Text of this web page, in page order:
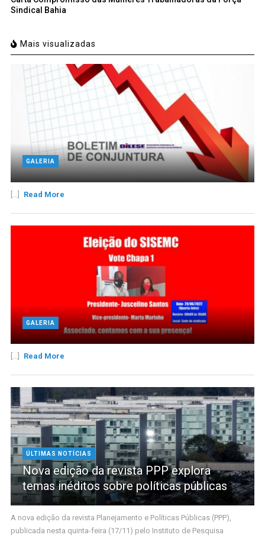
Sindical Bahia
Mais visualizadas
GALERIA
Read More
GALERIA
Read More
ÚLTIMAS NOTÍCIAS
Nova edição da revista PPP explora
temas inéditos sobre políticas públicas
A nova edição da revista Planejamento e Políticas Públicas (PPP),
publicada nesta quinta-feira (17/11) pelo Instituto de Pesquisa